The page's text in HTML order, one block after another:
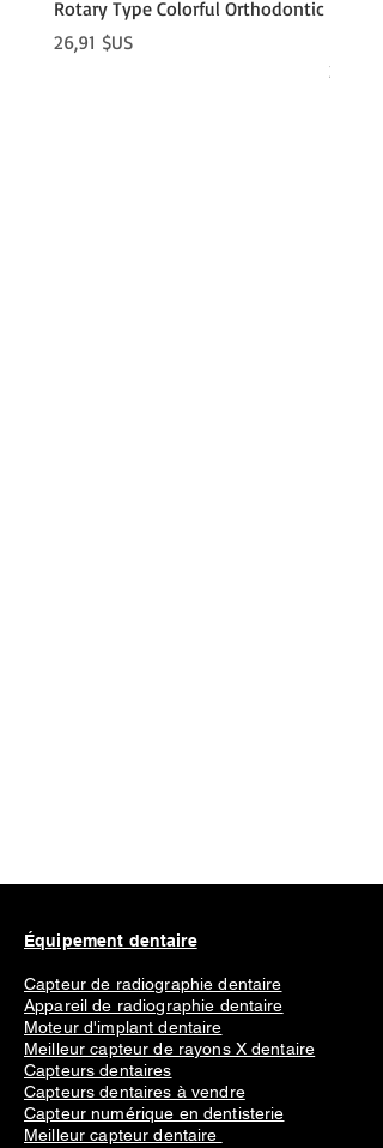
Rotary Type Colorful Orthodontic
Prix
26,91 $US
Prix
21,86
Équipement dentaire
Capteur de radiographie dentaire
Appareil de radiographie dentaire
Moteur d'implant dentaire
Meilleur capteur de rayons X dentaire
Capteurs dentaires
Capteurs dentaires à vendre
Capteur numérique en dentisterie
Meilleur capteur dentaire